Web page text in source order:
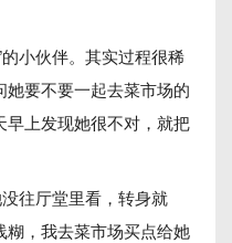
小伙伴。其实过程很稀
要不要一起去菜市场的
早上发现她很不对，就把
往厅堂里看，转身就
糊，我去菜市场买点给她